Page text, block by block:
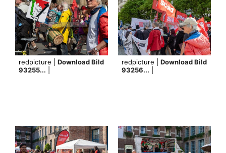
redpicture | Download Bild
93255...
redpicture | Download Bild
93256...